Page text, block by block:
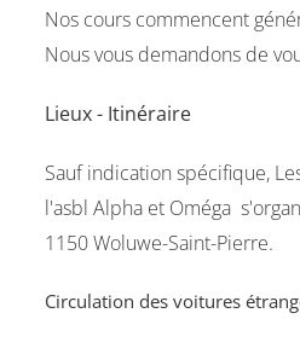
Nos cours commencent
Nous vous demandons de
Lieux - Itinéraire
Sauf indication spécifique,
l'asbl Alpha et Oméga
1150 Woluwe-Saint-Pierre.
Circulation des voitures